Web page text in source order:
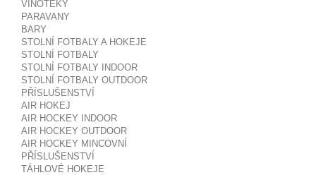
VINOTÉKY
PARAVANY
BARY
STOLNÍ FOTBALY A HOKEJE
STOLNÍ FOTBALY
STOLNÍ FOTBALY INDOOR
STOLNÍ FOTBALY OUTDOOR
PŘÍSLUŠENSTVÍ
AIR HOKEJ
AIR HOCKEY INDOOR
AIR HOCKEY OUTDOOR
AIR HOCKEY MINCOVNÍ
PŘÍSLUŠENSTVÍ
TÁHLOVÉ HOKEJE